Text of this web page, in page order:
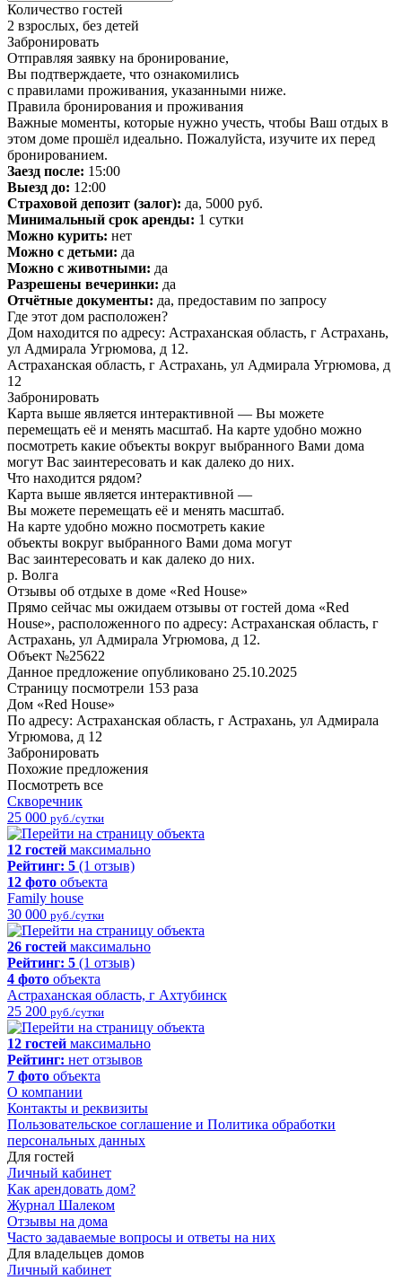
Количество гостей
2 взрослых, без детей
Забронировать
Отправляя заявку на бронирование,
Вы подтверждаете, что ознакомились
с правилами проживания, указанными ниже.
Правила бронирования и проживания
Важные моменты, которые нужно учесть, чтобы Ваш отдых в
этом доме прошёл идеально. Пожалуйста, изучите их перед
бронированием.
Заезд после: 15:00
Выезд до: 12:00
Страховой депозит (залог): да, 5000 руб.
Минимальный срок аренды: 1 сутки
Можно курить: нет
Можно с детьми: да
Можно с животными: да
Разрешены вечеринки: да
Отчётные документы: да, предоставим по запросу
Где этот дом расположен?
Дом находится по адресу: Астраханская область, г Астрахань,
ул Адмирала Угрюмова, д 12.
Астраханская область, г Астрахань, ул Адмирала Угрюмова, д
12
Забронировать
Карта выше является интерактивной — Вы можете
перемещать её и менять масштаб. На карте удобно можно
посмотреть какие объекты вокруг выбранного Вами дома
могут Вас заинтересовать и как далеко до них.
Что находится рядом?
Карта выше является интерактивной —
Вы можете перемещать её и менять масштаб.
На карте удобно можно посмотреть какие
объекты вокруг выбранного Вами дома могут
Вас заинтересовать и как далеко до них.
р. Волга
Отзывы об отдыхе в доме «Red House»
Прямо сейчас мы ожидаем отзывы от гостей дома «Red
House», расположенного по адресу: Астраханская область, г
Астрахань, ул Адмирала Угрюмова, д 12.
Объект №25622
Данное предложение опубликовано 25.10.2025
Страницу посмотрели 153 раза
Дом «Red House»
По адресу: Астраханская область, г Астрахань, ул Адмирала
Угрюмова, д 12
Забронировать
Похожие предложения
Посмотреть все
Скворечник
25 000 руб./сутки
12 гостей максимально
Рейтинг: 5 (1 отзыв)
12 фото объекта
Family house
30 000 руб./сутки
26 гостей максимально
Рейтинг: 5 (1 отзыв)
4 фото объекта
Астраханская область, г Ахтубинск
25 200 руб./сутки
12 гостей максимально
Рейтинг: нет отзывов
7 фото объекта
О компании
Контакты и реквизиты
Пользовательское соглашение и Политика обработки
персональных данных
Для гостей
Личный кабинет
Как арендовать дом?
Журнал Шалеком
Отзывы на дома
Часто задаваемые вопросы и ответы на них
Для владельцев домов
Личный кабинет